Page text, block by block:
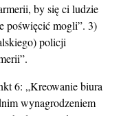
by się ci ludzie
poświęcić mogli”. 3)
policji
6: „Kreowanie biura
wynagrodzeniem